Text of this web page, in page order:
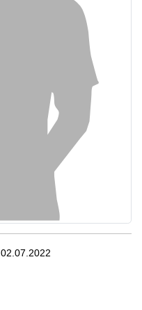
02.07.2022